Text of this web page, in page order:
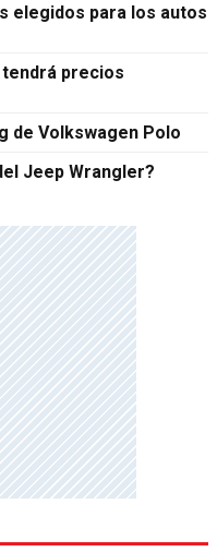
elegidos para los autos
precios
de Volkswagen Polo
Jeep Wrangler?